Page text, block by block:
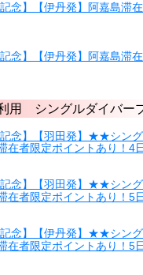
記念】【伊丹発】阿嘉島滞
記念】【伊丹発】阿嘉島滞
用 シングルダイバー
記念】【羽田発】★★シン
者限定ポイントあり！4
記念】【羽田発】★★シン
者限定ポイントあり！5
記念】【伊丹発】★★シン
者限定ポイントあり！5